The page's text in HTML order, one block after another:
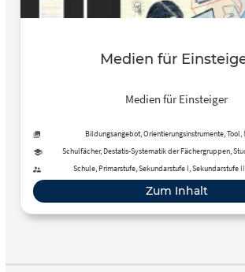
Medien für
Medien für Einsteiger
Bildungsangebot, Orientierungsinstrumente, Tool,
Schulfächer, Destatis-Systematik der Fächergruppen,
Schule, Primarstufe, Sekundarstufe I, Sekundarstufe II,
Erwachsenenbildung, Fernunterricht
Zum Inhalt